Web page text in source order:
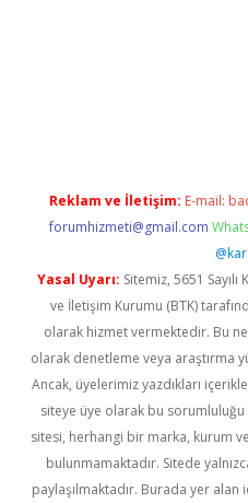
Reklam ve İletişim: E-mail:
forumhizmeti@gmail.com
Yasal Uyarı: Sitemiz, 5651
ve İletişim Kurumu (BTK)
olarak hizmet vermektedir. Bu
olarak denetleme veya araştırma
Ancak, üyelerimiz yazdıkları
siteye üye olarak bu sorumluluğu
sitesi, herhangi bir marka, kurum
bulunmamaktadır. Sitede
paylaşılmaktadır. Burada yer